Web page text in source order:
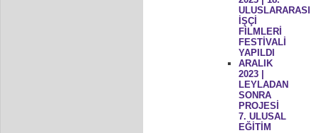
ULUSLARARASI
İŞÇİ
FİLMLERİ
FESTİVALİ
YAPILDI
ARALIK
2023 |
LEYLADAN
SONRA
PROJESİ
7. ULUSAL
EĞİTİM